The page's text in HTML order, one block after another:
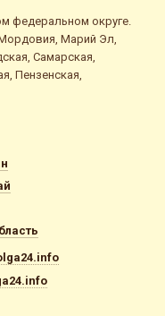
федеральном округе.
Марий Эл,
Самарская,
Пензенская,